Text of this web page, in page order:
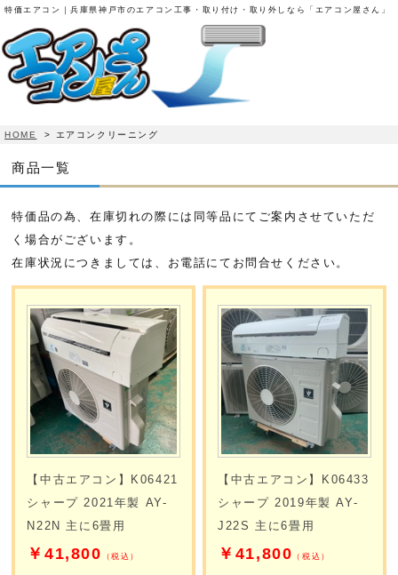
特価エアコン｜兵庫県神戸市のエアコン工事・取り付け・取り外しなら「エアコン屋さん」
HOME > エアコンクリーニング
商品一覧
特価品の為、在庫切れの際には同等品にてご案内させていただ
く場合がございます。
在庫状況につきましては、お電話にてお問合せください。
【中古エアコン】K06421
シャープ 2021年製 AY-
N22N 主に6畳用
￥41,800 （税込）
【中古エアコン】K06433
シャープ 2019年製 AY-
J22S 主に6畳用
￥41,800 （税込）